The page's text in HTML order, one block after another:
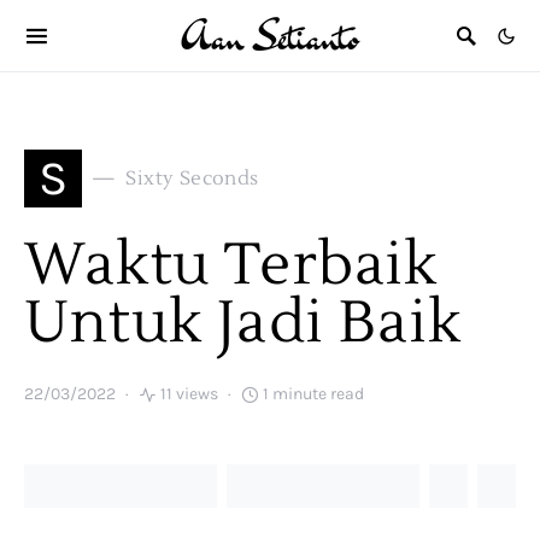
S Sixty Seconds
Waktu Terbaik
Untuk Jadi Baik
22/03/2022 11 views 1 minute read